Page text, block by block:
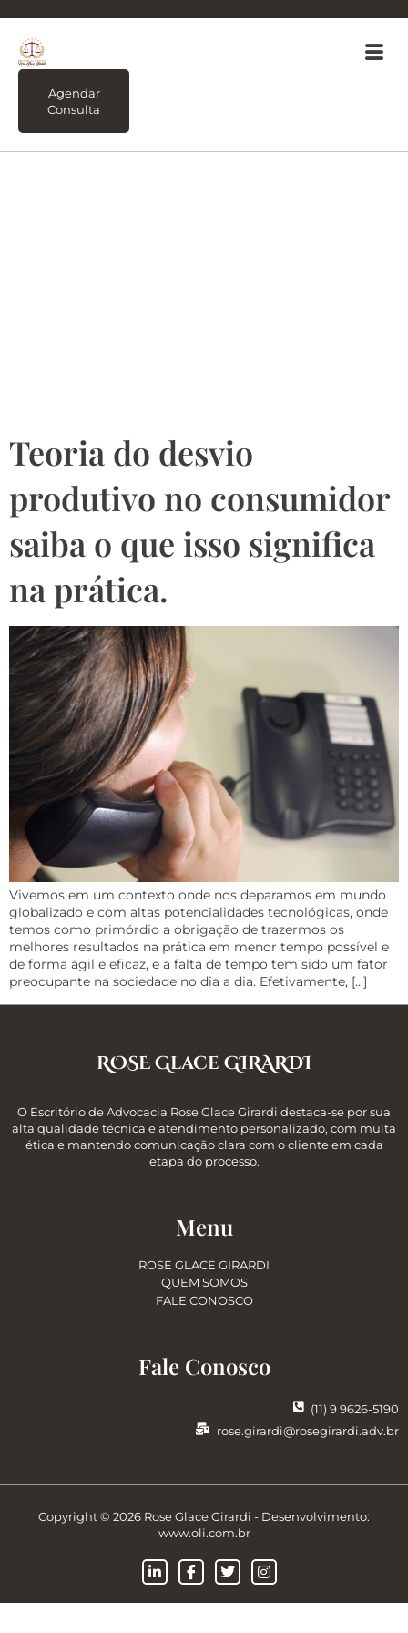
Agendar
Consulta
Teoria do desvio
produtivo no consumidor
saiba o que isso significa
na prática.
Vivemos em um contexto onde nos deparamos em mundo
globalizado e com altas potencialidades tecnológicas, onde
temos como primórdio a obrigação de trazermos os
melhores resultados na prática em menor tempo possível e
de forma ágil e eficaz, e a falta de tempo tem sido um fator
preocupante na sociedade no dia a dia. Efetivamente, […]
ROSE Glace GIRARDI
O Escritório de Advocacia Rose Glace Girardi destaca-se por sua
alta qualidade técnica e atendimento personalizado, com muita
ética e mantendo comunicação clara com o cliente em cada
etapa do processo.
Menu
ROSE GLACE GIRARDI
QUEM SOMOS
FALE CONOSCO
Fale Conosco
(11) 9 9626-5190
rose.girardi@rosegirardi.adv.br
Copyright © 2026 Rose Glace Girardi - Desenvolvimento:
www.oli.com.br